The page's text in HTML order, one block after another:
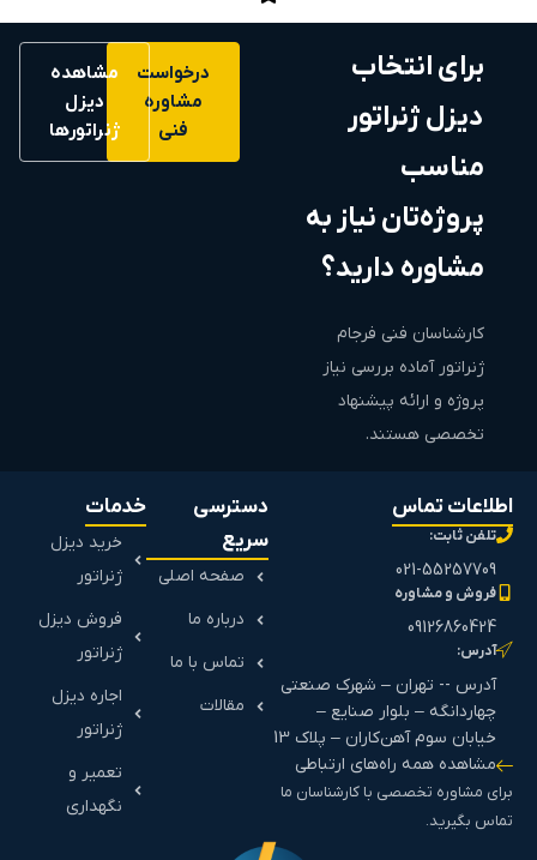
برای انتخاب
دیزل ژنراتور
مناسب
پروژه‌تان نیاز به
مشاوره دارید؟
کارشناسان فنی فرجام
ژنراتور آماده بررسی نیاز
پروژه و ارائه پیشنهاد
تخصصی هستند.
درخواست
مشاوره
فنی
مشاهده
دیزل
ژنراتورها
اطلاعات تماس
تلفن ثابت:
021-55257709
فروش و مشاوره
09126860424
آدرس:
آدرس -- تهران – شهرک صنعتی
چهاردانگه – بلوار صنایع –
خیابان سوم آهن‌کاران – پلاک 13
مشاهده همه راه‌های ارتباطی
برای مشاوره تخصصی با کارشناسان ما
تماس بگیرید.
دسترسی
سریع
صفحه اصلی
درباره ما
تماس با ما
مقالات
خدمات
خرید دیزل
ژنراتور
فروش دیزل
ژنراتور
اجاره دیزل
ژنراتور
تعمیر و
نگهداری